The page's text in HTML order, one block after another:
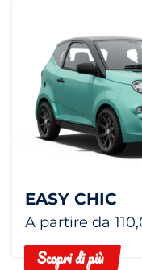
EASY CHIC
A partire da
Scopri di più